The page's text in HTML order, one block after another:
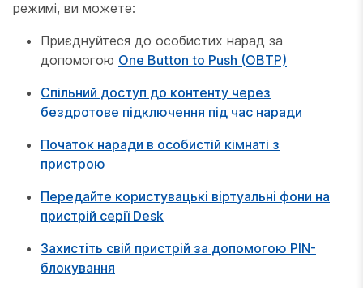
режимі, ви можете:
Приєднуйтеся до особистих нарад за
допомогою One Button to Push (OBTP)
Спільний доступ до контенту через
бездротове підключення під час наради
Початок наради в особистій кімнаті з
пристрою
Передайте користувацькі віртуальні фони на
пристрій серії Desk
Захистіть свій пристрій за допомогою PIN-
блокування